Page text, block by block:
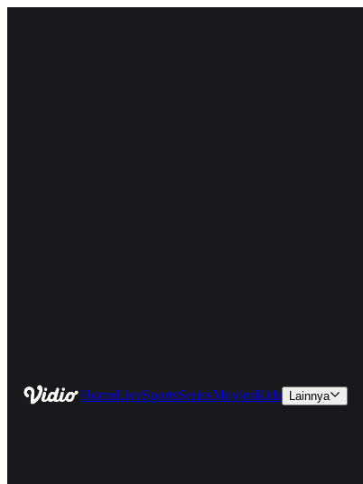
HomeLiveSportsSeriesMoviesKids Lainnya